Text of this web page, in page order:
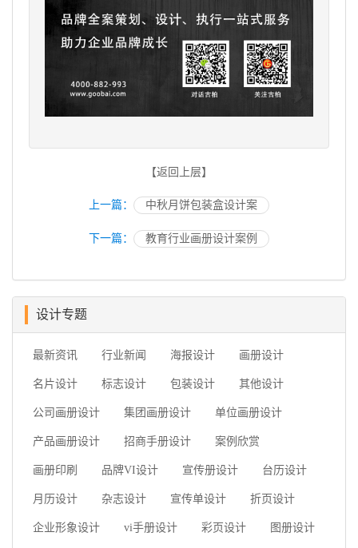
【返回上层】
上一篇： 中秋月饼包装盒设计案
下一篇： 教育行业画册设计案例
设计专题
最新资讯 行业新闻 海报设计 画册设计
名片设计 标志设计 包装设计 其他设计
公司画册设计 集团画册设计 单位画册设计
产品画册设计 招商手册设计 案例欣赏
画册印刷 品牌VI设计 宣传册设计 台历设计
月历设计 杂志设计 宣传单设计 折页设计
企业形象设计 vi手册设计 彩页设计 图册设计